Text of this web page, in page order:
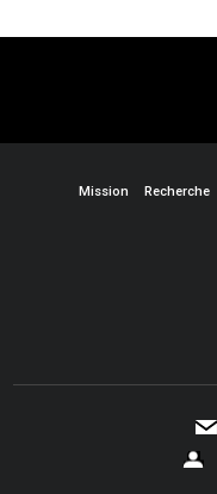
Mission Recherche